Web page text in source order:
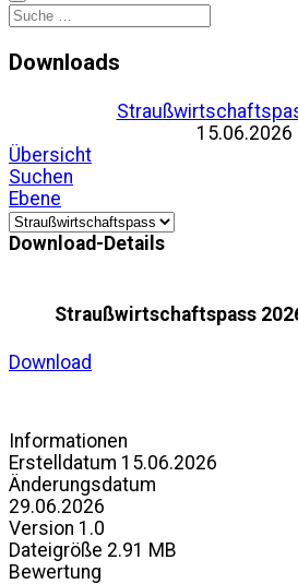
Downloads
15.06.2026
Übersicht
Suchen
Ebene
Download-Details
Straußwirtschaftspass
Download
Informationen
Erstelldatum 15.06.2026
Änderungsdatum
29.06.2026
Version 1.0
Dateigröße 2.91 MB
Bewertung